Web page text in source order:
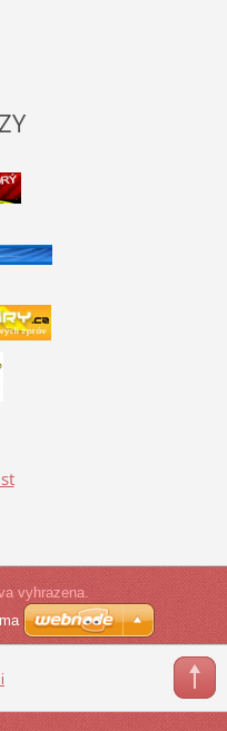
vyhrazena.